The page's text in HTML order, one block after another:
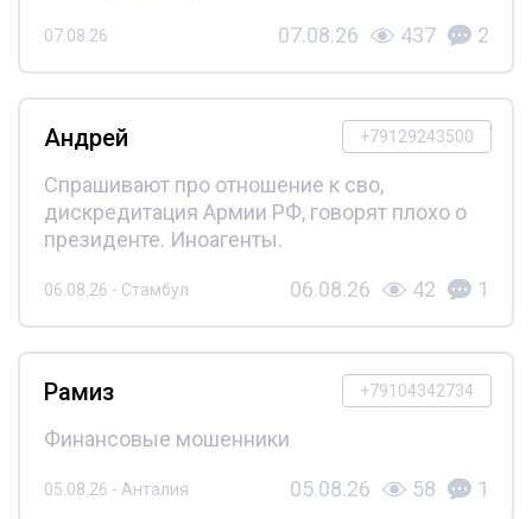
07.08.26 07.08.26 437 2
+79129243500
Андрей
Спрашивают про отношение к сво,
дискредитация Армии РФ, говорят плохо о
президенте. Иноагенты.
06.08.26 - Стамбул 06.08.26 42 1
+79104342734
Рамиз
Финансовые мошенники
05.08.26 - Анталия 05.08.26 58 1